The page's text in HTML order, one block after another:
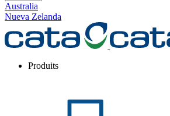
Australia
Nueva Zelanda
Produits